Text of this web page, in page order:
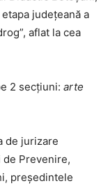
județeană a
aflat la cea
2 secțiuni: arte
de jurizare
Prevenire,
președintele